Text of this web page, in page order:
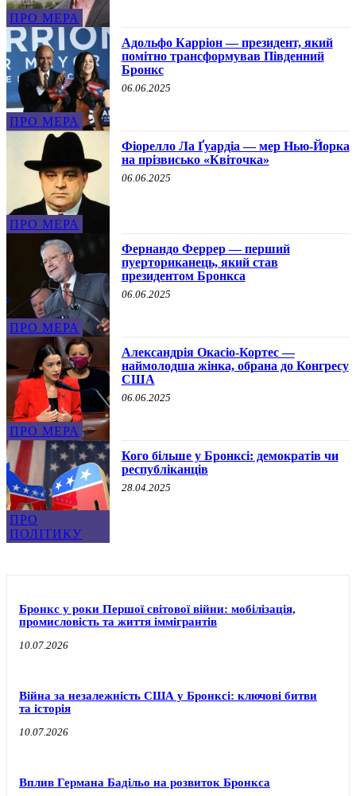
ПРО МЕРА
ПРО МЕРА
Адольфо Карріон — президент, який
помітно трансформував Південний
Бронкс
06.06.2025
ПРО МЕРА
Фіорелло Ла Ґуардіа — мер Нью-Йорка
на прізвисько «Квіточка»
06.06.2025
ПРО МЕРА
Фернандо Феррер — перший
пуерториканець, який став
президентом Бронкса
06.06.2025
ПРО МЕРА
Александрія Окасіо-Кортес —
наймолодша жінка, обрана до Конгресу
США
06.06.2025
ПРО
ПОЛІТИКУ
Кого більше у Бронксі: демократів чи
республіканців
28.04.2025
Бронкс у роки Першої світової війни: мобілізація,
промисловість та життя іммігрантів
10.07.2026
Війна за незалежність США у Бронксі: ключові битви
та історія
10.07.2026
Вплив Германа Бадільо на розвиток Бронкса